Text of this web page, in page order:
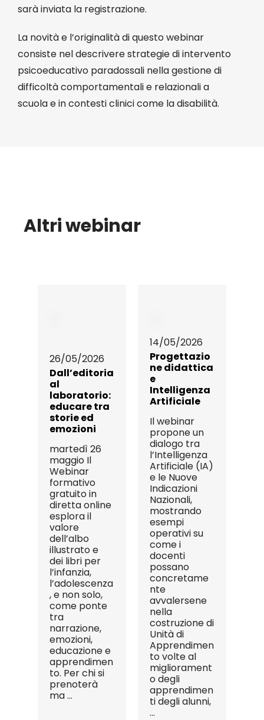
sarà inviata la registrazione.
La novità e l’originalità di questo webinar
consiste nel descrivere strategie di intervento
psicoeducativo paradossali nella gestione di
difficoltà comportamentali e relazionali a
scuola e in contesti clinici come la disabilità.
Altri webinar
26/05/2026
Dall’editoria
al
laboratorio:
educare tra
storie ed
emozioni
martedì 26
maggio Il
Webinar
formativo
gratuito in
diretta online
esplora il
valore
dell’albo
illustrato e
dei libri per
l’infanzia,
l’adolescenza
, e non solo,
come ponte
tra
narrazione,
emozioni,
educazione e
apprendimen
to. Per chi si
prenoterà
ma ...
14/05/2026
Progettazio
ne didattica
e
Intelligenza
Artificiale
Il webinar
propone un
dialogo tra
l’Intelligenza
Artificiale (IA)
e le Nuove
Indicazioni
Nazionali,
mostrando
esempi
operativi su
come i
docenti
possano
concretame
nte
avvalersene
nella
costruzione di
Unità di
Apprendimen
to volte al
migliorament
o degli
apprendimen
ti degli alunni,
...